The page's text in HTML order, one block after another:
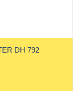
DH 792